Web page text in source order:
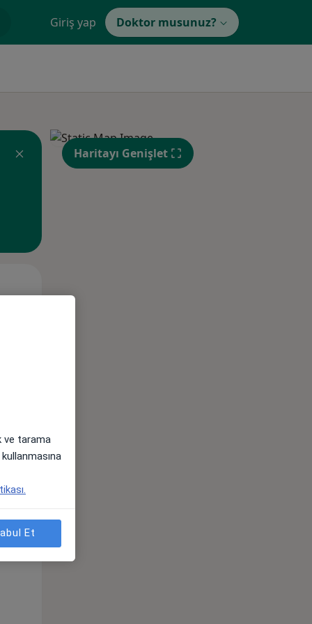
Giriş yap Doktor musunuz?
13 Ağustos
Haritayı Genişlet
ve tarama
Et